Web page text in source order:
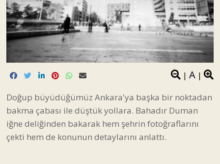
| A |
Doğup büyüdüğümüz Ankara'ya başka bir noktadan
bakma çabası ile düştük yollara. Bahadır Duman
iğne deliğinden bakarak hem şehrin fotoğraflarını
çekti hem de konunun detaylarını anlattı.